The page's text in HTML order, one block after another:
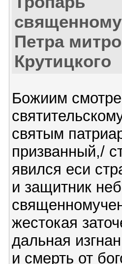
Петра
Крутицкого
Божиим
святым
призванный,/
явился еси
и защитник
жестокая
дальная
и смерть от